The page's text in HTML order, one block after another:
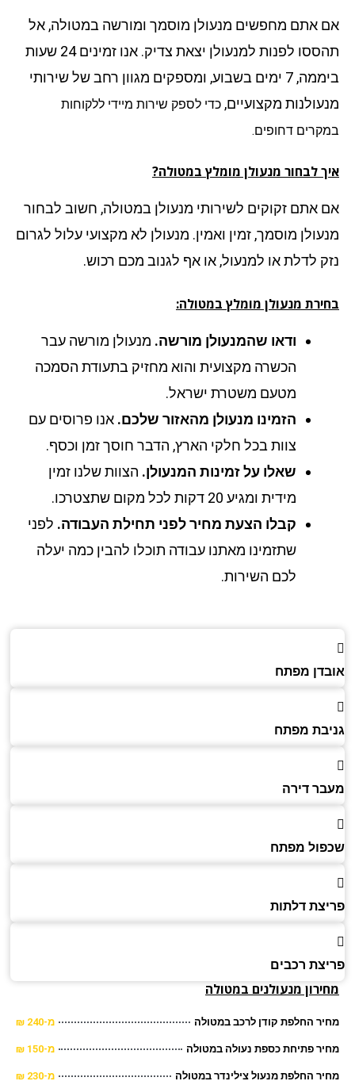
אתם מחפשים מנעולן מוסמך ומורשה במטולה, אל
תהססו לפנות למנעולן יצאת צדיק. אנו זמינים 24 שעות
ביממה, 7 ימים בשבוע, ומספקים מגוון רחב של שירותי
מקצועיים,כדי לספק שירות מיידי ללקוחות
דחופים.
לבחור מנעולן מומלץ במטולה?
אתם זקוקים לשירותי מנעולן במטולה, חשוב לבחור
מוסמך, זמין ואמין. מנעולן לא מקצועי עלול לגרום
לדלת או למנעול, או אף לגנוב מכם רכוש.
מנעולן מומלץ במטולה:
ודאו שהמנעולן מורשה.מנעולן מורשה עבר
הכשרה מקצועית והוא מחזיק בתעודת הסמכה
מטעם משטרת ישראל.
הזמינו מנעולן מהאזור שלכם.אנו פרוסים עם
צוות בכל חלקי הארץ, הדבר חוסך זמן וכסף.
שאלו על זמינות המנעולן.הצוות שלנו זמין
מידית ומגיע 20 דקות לכל מקום שתצטרכו.
קבלו הצעת מחיר לפני תחילת העבודה.לפני
שתזמינו מאתנו עבודה תוכלו להבין כמה יעלה
לכם השירות.
מפתח
מפתח
דירה
מפתח
דלתות
רכבים
מנעולנים במטולה
החלפת קודן לרכב במטולה מ-240 ₪
פתיחת כספת נעולה במטולה מ-150 ₪
החלפת מנעול צילינדר במטולה מ-230 ₪